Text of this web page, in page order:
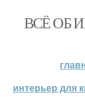
ВСЁ ОБ
интерьер для